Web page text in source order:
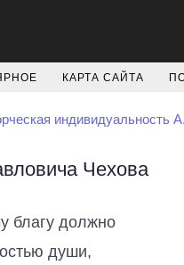
КАРТА САЙТА
индивидуальность
Чехова
благу должно
души,